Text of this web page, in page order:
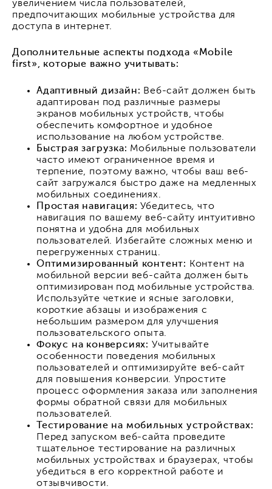
увеличением числа пользователей,
предпочитающих мобильные устройства для
доступа в интернет.
Дополнительные аспекты подхода «Mobile
first», которые важно учитывать:
Адаптивный дизайн: Веб-сайт должен быть
адаптирован под различные размеры
экранов мобильных устройств, чтобы
обеспечить комфортное и удобное
использование на любом устройстве.
Быстрая загрузка: Мобильные пользователи
часто имеют ограниченное время и
терпение, поэтому важно, чтобы ваш веб-
сайт загружался быстро даже на медленных
мобильных соединениях.
Простая навигация:Убедитесь, что
навигация по вашему веб-сайту интуитивно
понятна и удобна для мобильных
пользователей. Избегайте сложных меню и
перегруженных страниц.
Оптимизированный контент: Контент на
мобильной версии веб-сайта должен быть
оптимизирован под мобильные устройства.
Используйте четкие и ясные заголовки,
короткие абзацы и изображения с
небольшим размером для улучшения
пользовательского опыта.
Фокус на конверсиях: Учитывайте
особенности поведения мобильных
пользователей и оптимизируйте веб-сайт
для повышения конверсии. Упростите
процесс оформления заказа или заполнения
формы обратной связи для мобильных
пользователей.
Тестирование на мобильных устройствах:
Перед запуском веб-сайта проведите
тщательное тестирование на различных
мобильных устройствах и браузерах, чтобы
убедиться в его корректной работе и
отзывчивости.